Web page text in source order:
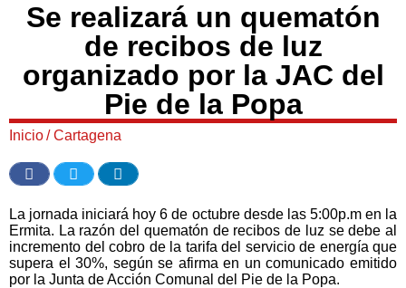
Se realizará un quematón
de recibos de luz
organizado por la JAC del
Pie de la Popa
Inicio/ Cartagena
La jornada iniciará hoy 6 de octubre desde las 5:00p.m en la
Ermita. La razón del quematón de recibos de luz se debe al
incremento del cobro de la tarifa del servicio de energía que
supera el 30%, según se afirma en un comunicado emitido
por la Junta de Acción Comunal del Pie de la Popa.